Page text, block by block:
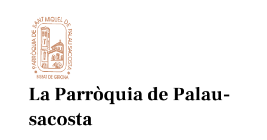
contingut
La Parròquia de Palau-
sacosta